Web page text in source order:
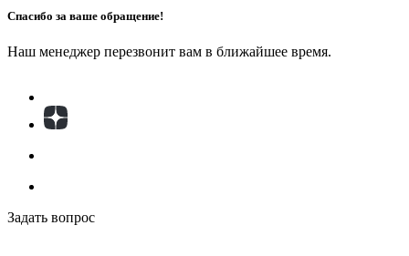
Спасибо за ваше обращение!
Наш менеджер перезвонит вам в ближайшее время.
Задать вопрос